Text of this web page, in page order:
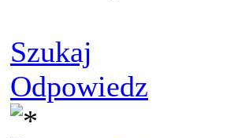
Szukaj
Odpowiedz